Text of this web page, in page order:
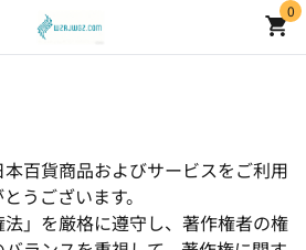
0
百貨商品およびサービスをご利用
うございます。
」を厳格に遵守し、著作権者の権